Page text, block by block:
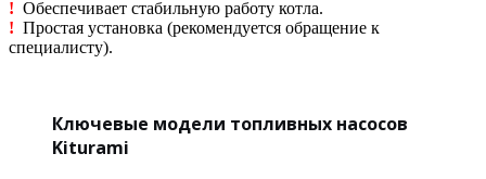
! Обеспечивает стабильную работу котла.
! Простая установка (рекомендуется обращение к
специалисту).
Ключевые модели топливных насосов
Kiturami